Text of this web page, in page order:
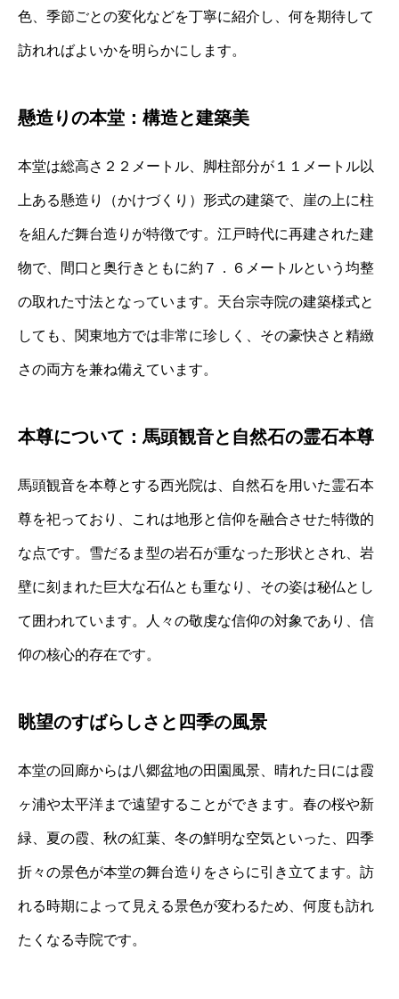
色、季節ごとの変化などを丁寧に紹介し、何を期待して
訪れればよいかを明らかにします。
懸造りの本堂：構造と建築美
本堂は総高さ２２メートル、脚柱部分が１１メートル以
上ある懸造り（かけづくり）形式の建築で、崖の上に柱
を組んだ舞台造りが特徴です。江戸時代に再建された建
物で、間口と奥行きともに約７．６メートルという均整
の取れた寸法となっています。天台宗寺院の建築様式と
しても、関東地方では非常に珍しく、その豪快さと精緻
さの両方を兼ね備えています。
本尊について：馬頭観音と自然石の霊石本尊
馬頭観音を本尊とする西光院は、自然石を用いた霊石本
尊を祀っており、これは地形と信仰を融合させた特徴的
な点です。雪だるま型の岩石が重なった形状とされ、岩
壁に刻まれた巨大な石仏とも重なり、その姿は秘仏とし
て囲われています。人々の敬虔な信仰の対象であり、信
仰の核心的存在です。
眺望のすばらしさと四季の風景
本堂の回廊からは八郷盆地の田園風景、晴れた日には霞
ヶ浦や太平洋まで遠望することができます。春の桜や新
緑、夏の霞、秋の紅葉、冬の鮮明な空気といった、四季
折々の景色が本堂の舞台造りをさらに引き立てます。訪
れる時期によって見える景色が変わるため、何度も訪れ
たくなる寺院です。